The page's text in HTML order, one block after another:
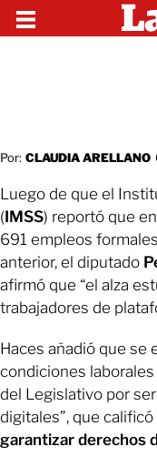
Por: CLAUDIA ARELLANO
Luego de que el
(IMSS) reportó que
691 empleos
anterior, el diputado
afirmó que “el alza
trabajadores de
Haces añadió que se
condiciones laborales
del Legislativo por
digitales”, que
garantizar derechos